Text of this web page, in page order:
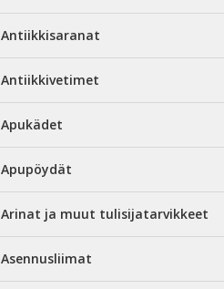
Antiikkisaranat
Antiikkivetimet
Apukädet
Apupöydät
Arinat ja muut tulisijatarvikkeet
Asennusliimat